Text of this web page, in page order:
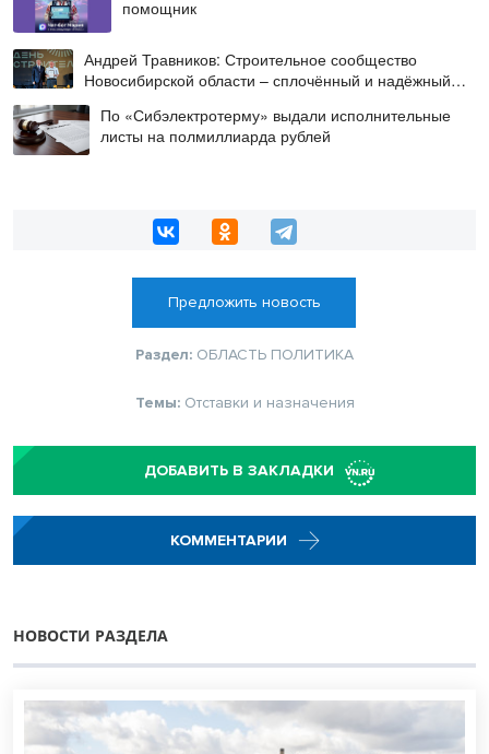
помощник
Андрей Травников: Строительное сообщество
Новосибирской области – сплочённый и надёжный
коллектив
По «Сибэлектротерму» выдали исполнительные
листы на полмиллиарда рублей
Предложить новость
Раздел: ОБЛАСТЬ ПОЛИТИКА
Темы: Отставки и назначения
ДОБАВИТЬ В ЗАКЛАДКИ
КОММЕНТАРИИ
НОВОСТИ РАЗДЕЛА